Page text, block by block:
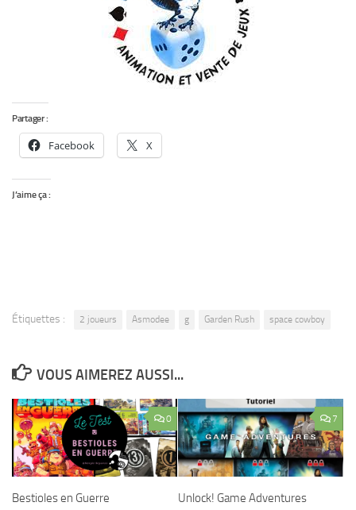
Partager :
Facebook X
J’aime ça :
Étiquettes : 2 joueurs Asmodee g Garden Rush space cowboy
VOUS AIMEREZ AUSSI...
0
Bestioles en Guerre
7
Unlock! Game Adventures